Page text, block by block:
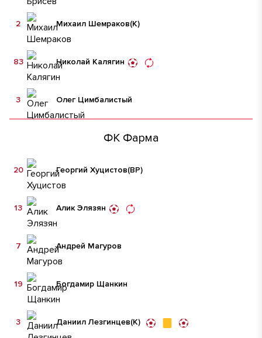
Михаил Шемраков(К)
2
Николай Калягин
83
Олег Цимбалистый
3
ФК Фарма
Георгий Хуцистов(ВР)
20
Алик Элязян
13
Андрей Магуров
7
Богдамир Щанкин
19
Даниил Лезгинцев(К)
3